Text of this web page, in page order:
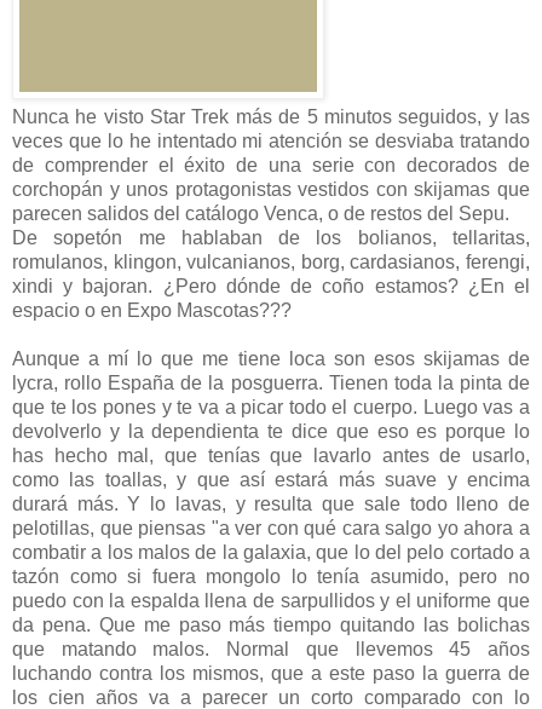
Nunca he visto Star Trek más de 5 minutos seguidos, y las
veces que lo he intentado mi atención se desviaba tratando
de comprender el éxito de una serie con decorados de
corchopán y unos protagonistas vestidos con skijamas que
parecen salidos del catálogo Venca, o de restos del Sepu.
De sopetón me hablaban de los bolianos, tellaritas,
romulanos, klingon, vulcanianos, borg, cardasianos, ferengi,
xindi y bajoran. ¿Pero dónde de coño estamos? ¿En el
espacio o en Expo Mascotas???
Aunque a mí lo que me tiene loca son esos skijamas de
lycra, rollo España de la posguerra. Tienen toda la pinta de
que te los pones y te va a picar todo el cuerpo. Luego vas a
devolverlo y la dependienta te dice que eso es porque lo
has hecho mal, que tenías que lavarlo antes de usarlo,
como las toallas, y que así estará más suave y encima
durará más. Y lo lavas, y resulta que sale todo lleno de
pelotillas, que piensas "a ver con qué cara salgo yo ahora a
combatir a los malos de la galaxia, que lo del pelo cortado a
tazón como si fuera mongolo lo tenía asumido, pero no
puedo con la espalda llena de sarpullidos y el uniforme que
da pena. Que me paso más tiempo quitando las bolichas
que matando malos. Normal que llevemos 45 años
luchando contra los mismos, que a este paso la guerra de
los cien años va a parecer un corto comparado con lo